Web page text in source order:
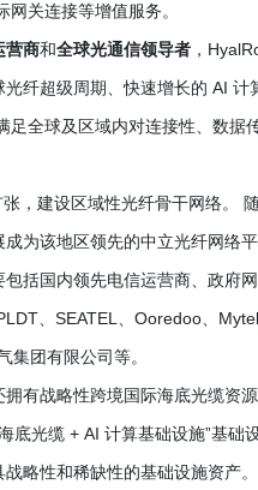
关连接等增值服务。
营商和全球光通信领导者 ，
纤超级周期、快速增长的 AI
足全球及区域内对连接性、数
，建设区域性光纤骨干网络。
为该地区领先的中立光纤网络
括国内领先电信运营商、政府
、SEATEL、Ooredoo、
集团有限公司等。
有战略性跨境国际海底光缆资
底光缆 + AI 计算基础设施”基础
略性和稀缺性的基础设施资产